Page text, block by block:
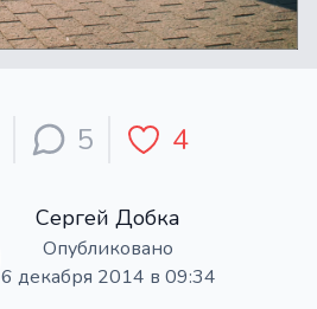
5 4
Сергей Добка
Опубликовано
6 декабря 2014 в 09:34